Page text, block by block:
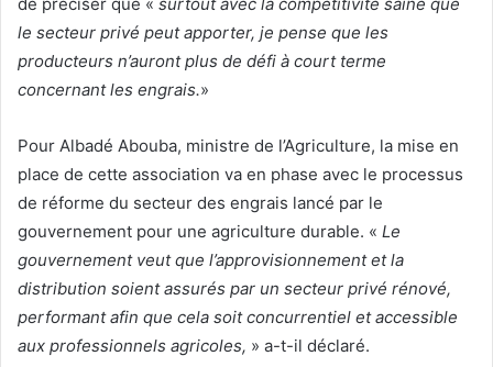
le secteur privé peut apporter, je pense que les
producteurs n’auront plus de défi à court terme
concernant les engrais.»
Pour Albadé Abouba, ministre de l’Agriculture, la mise en
place de cette association va en phase avec le processus
de réforme du secteur des engrais lancé par le
gouvernement pour une agriculture durable. « Le
gouvernement veut que l’approvisionnement et la
distribution soient assurés par un secteur privé rénové,
performant afin que cela soit concurrentiel et accessible
aux professionnels agricoles, » a-t-il déclaré.